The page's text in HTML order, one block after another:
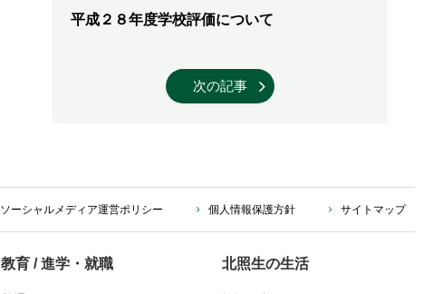
平成２８年度学校評価について
次の記事
サイトマップ
個人情報保護方針
ソーシャルメディア運営ポリシー
教育 / 進学・就職 北照生の生活